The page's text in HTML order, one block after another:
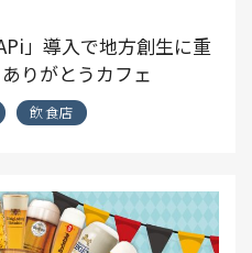
」導入で地方創生に重
りがとうカフェ
飲食店